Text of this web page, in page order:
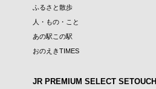
ふるさと散歩
人・もの・こと
あの駅この駅
おのえきTIMES
JR PREMIUM SELECT SETOUCHI